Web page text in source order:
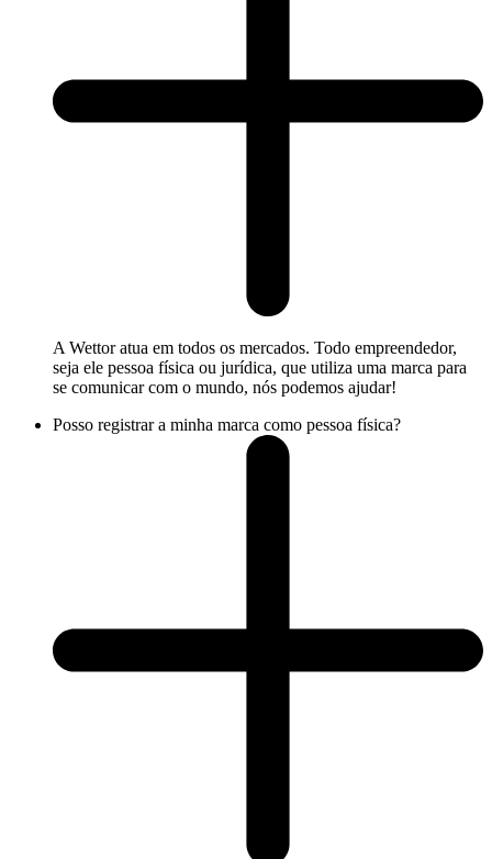
A Wettor atua em todos os mercados. Todo empreendedor,
seja ele pessoa física ou jurídica, que utiliza uma marca para
se comunicar com o mundo, nós podemos ajudar!
Posso registrar a minha marca como pessoa física?